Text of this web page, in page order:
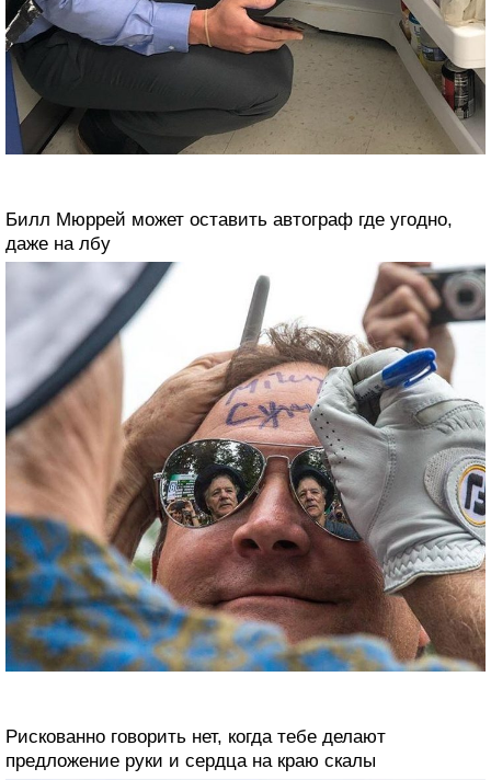
Билл Мюррей может оставить автограф где угодно,
даже на лбу
Рискованно говорить нет, когда тебе делают
предложение руки и сердца на краю скалы